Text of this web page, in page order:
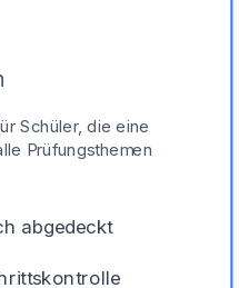
Schüler, die eine
Prüfungsthemen
abgedeckt